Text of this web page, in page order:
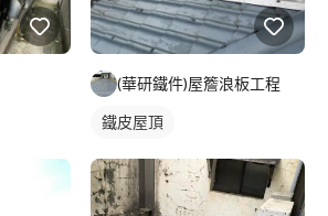
(華研鐵件)屋簷浪板工程
鐵皮屋頂